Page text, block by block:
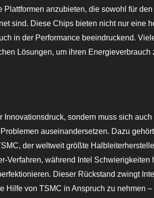
Plattformen anzubieten, die sowohl für
sind. Diese Chips bieten nicht nur eine
in der Performance beeindruckend.
Lösungen, um ihren Energieverbrauch
Innovationsdruck, sondern muss sich auch
auseinandersetzen. Dazu
der weltweit größte
Verfahren, während Intel Schwierigkeiten
Dieser Rückstand zwingt
Hilfe von TSMC in Anspruch zu nehmen